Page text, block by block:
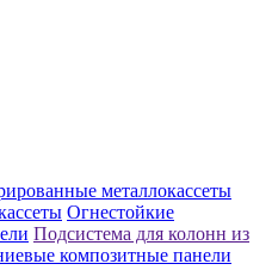
металлокассеты
Огнестойкие
Подсистема для колонн из
композитные панели